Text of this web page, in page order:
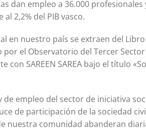
dan empleo a 36.000
2,2% del PIB vasco.
en nuestro país se extraen del
el Observatorio del Tercer Sector
SAREEN SAREA bajo el título
empleo del sector de iniciativa
de participación de la sociedad
nuestra comunidad abanderan